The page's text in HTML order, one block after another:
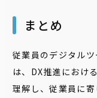
まとめ
従業員のデジタル
は、DX推進におけ
理解し、従業員に